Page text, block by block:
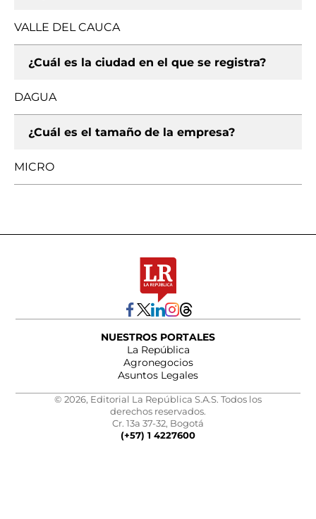
VALLE DEL CAUCA
¿Cuál es la ciudad en el que se registra?
DAGUA
¿Cuál es el tamaño de la empresa?
MICRO
NUESTROS PORTALES
La República
Agronegocios
Asuntos Legales
© 2026, Editorial La República S.A.S. Todos los
derechos reservados.
Cr. 13a 37-32, Bogotá
(+57) 1 4227600